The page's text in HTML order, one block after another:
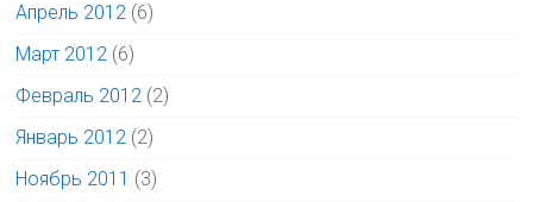
Апрель 2012 (6)
Март 2012 (6)
Февраль 2012 (2)
Январь 2012 (2)
Ноябрь 2011 (3)